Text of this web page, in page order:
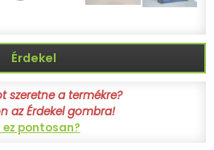
Érdekel
szeretne a termékre?
az Érdekel gombra!
ez pontosan?